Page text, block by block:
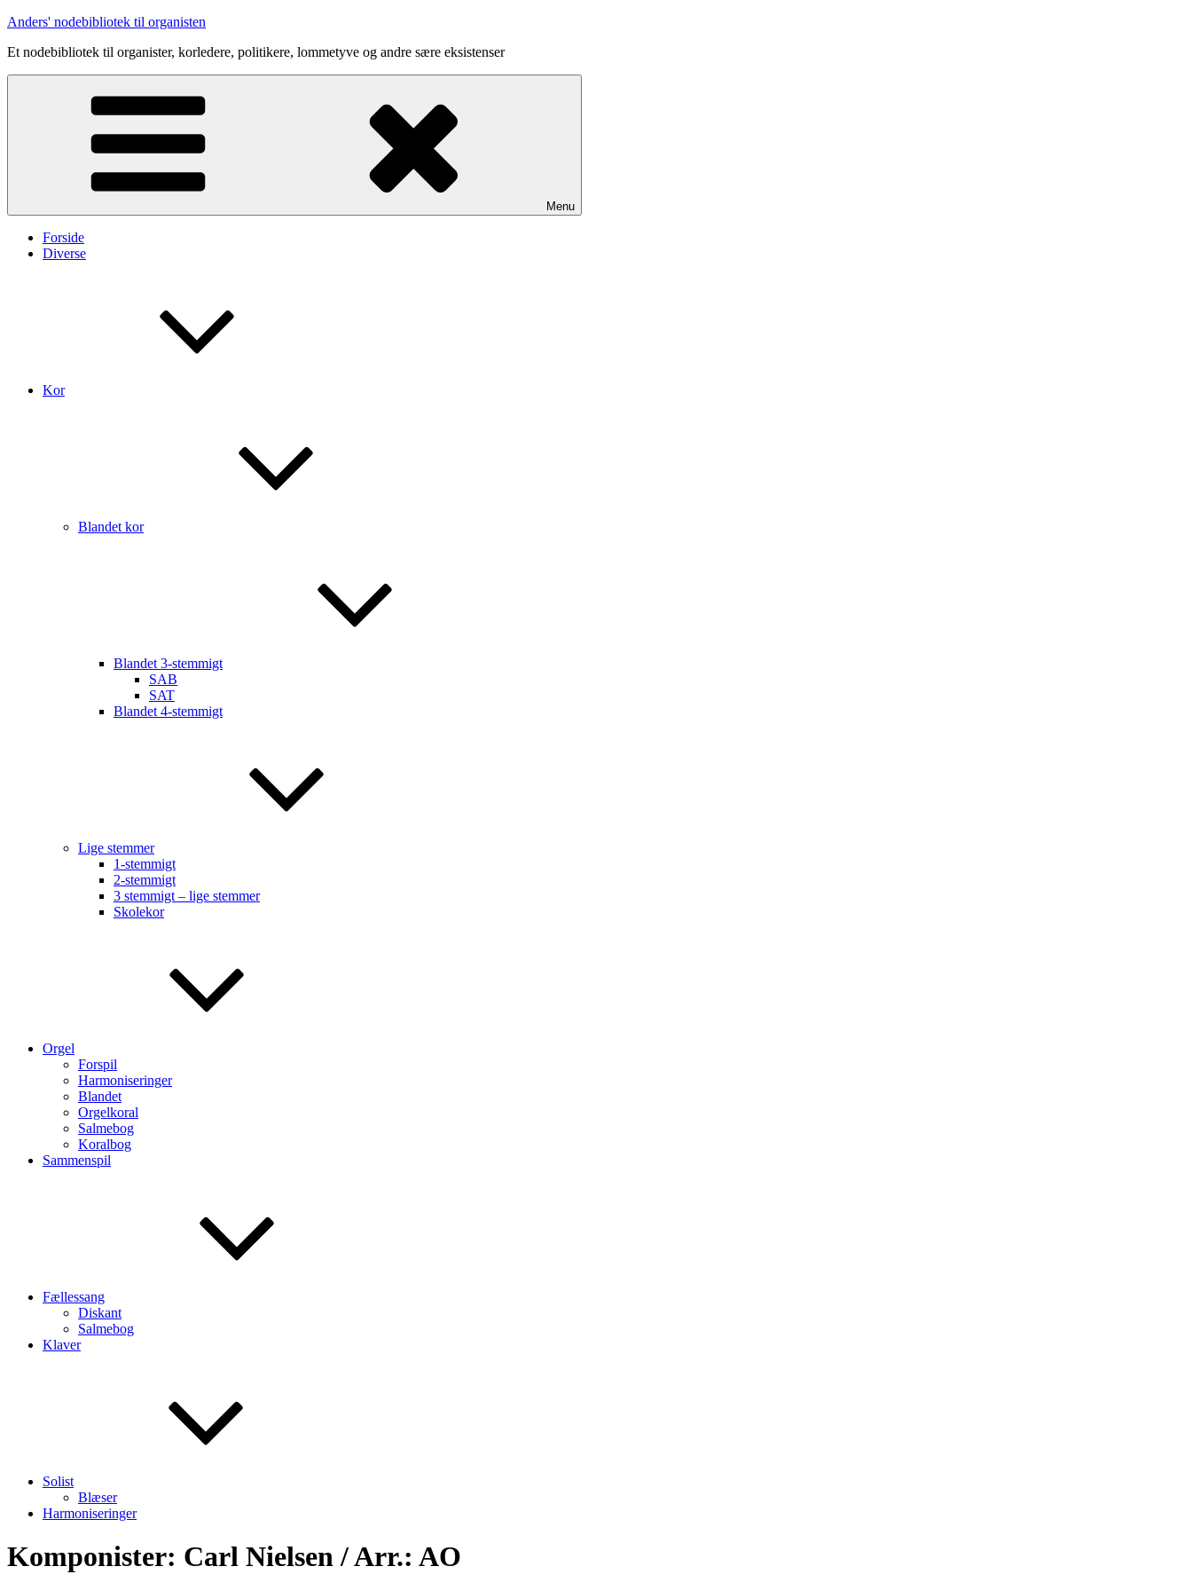
Videre
indhold
Anders' nodebibliotek til organisten
Et nodebibliotek til organister, korledere, politikere, lommetyve og andre sære eksistenser
Menu
Forside
Diverse
Kor
Blandet kor
Blandet 3-stemmigt
SAB
SAT
Blandet 4-stemmigt
Lige stemmer
1-stemmigt
2-stemmigt
3 stemmigt – lige stemmer
Skolekor
Orgel
Forspil
Harmoniseringer
Blandet
Orgelkoral
Salmebog
Koralbog
Sammenspil
Fællessang
Diskant
Salmebog
Klaver
Solist
Blæser
Harmoniseringer
Komponister: Carl Nielsen / Arr.: AO